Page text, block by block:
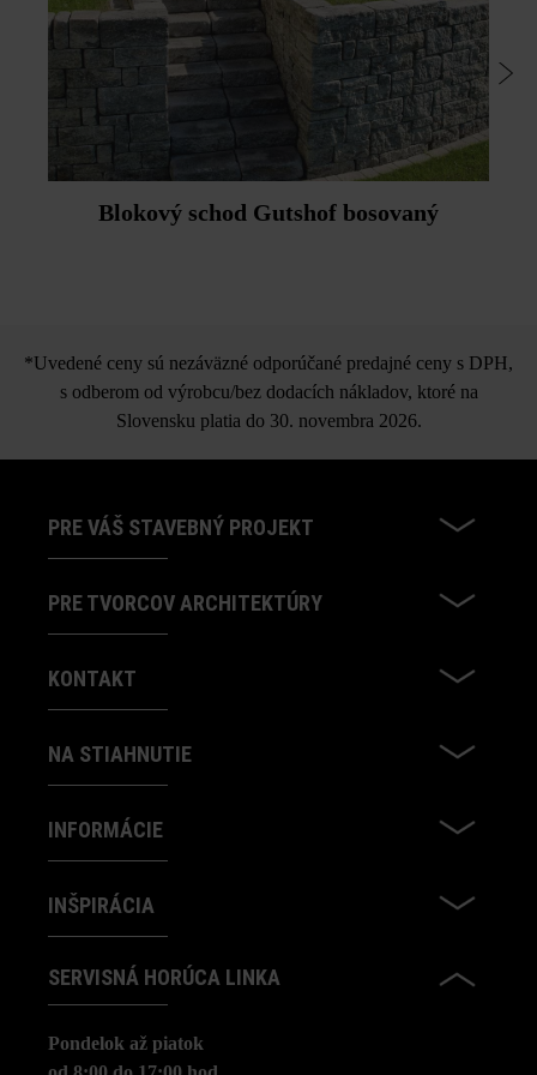
Blokový schod Gutshof bosovaný
*Uvedené ceny sú nezáväzné odporúčané predajné ceny s DPH,
s odberom od výrobcu/bez dodacích nákladov, ktoré na
Slovensku platia do 30. novembra 2026.
PRE VÁŠ STAVEBNÝ PROJEKT
PRE TVORCOV ARCHITEKTÚRY
KONTAKT
NA STIAHNUTIE
INFORMÁCIE
INŠPIRÁCIA
SERVISNÁ HORÚCA LINKA
Pondelok až piatok